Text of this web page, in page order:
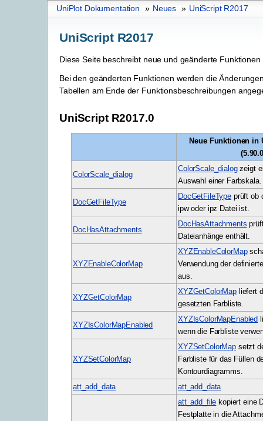
UniPlot Dokumentation » Neues » UniScript R2017
UniScript R2017
Diese Seite beschreibt neue und geänderte Funktionen
Bei den geänderten Funktionen werden die
Tabellen am Ende der Funktionsbeschreibungen
UniScript R2017.0
Neue Funktionen in
ColorScale_dialog
ColorScale_dialogzeigt
Auswahl einer Farbskala.
DocGetFileType
DocGetFileType prüft ob
ipw oder ipz Datei ist.
DocHasAttachments
DocHasAttachments
Dateianhänge enthält.
XYZEnableColorMap
XYZEnableColorMap
Verwendung der
aus.
XYZGetColorMap
XYZGetColorMap liefert
gesetzten Farbliste.
XYZIsColorMapEnabled
XYZIsColorMapEnabled
wenn die Farbliste
XYZSetColorMap
XYZSetColorMap setzt
Farbliste für das Füllen
Kontourdiagramms.
att_add_data
att_add_data
att_add_file kopiert eine
Festplatte in die